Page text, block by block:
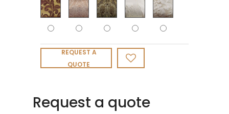
REQUEST A
QUOTE
Request a quote